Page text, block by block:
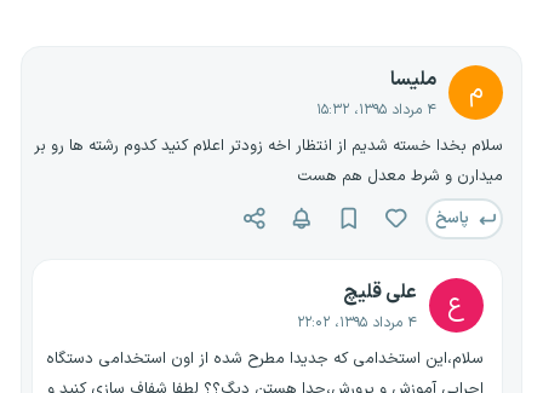
م ملیسا
۴ مرداد ۱۳۹۵، ۱۵:۳۲
سلام بخدا خسته شدیم از انتظار اخه زودتر اعلام کنید کدوم رشته ها رو بر
میدارن و شرط معدل هم هست
پاسخ
ع علی قلیچ
۴ مرداد ۱۳۹۵، ۲۲:۰۲
سلام،این استخدامی که جدیدا مطرح شده از اون استخدامی دستگاه